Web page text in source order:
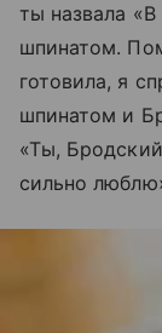
ты назвала
шпинатом.
готовила, я
шпинатом и
«Ты,
сильно